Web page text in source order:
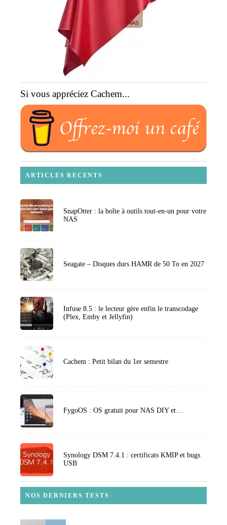
Si vous appréciez Cachem...
ARTICLES RECENTS
SnapOtter : la boîte à outils tout-en-un pour votre
NAS
Seagate – Disques durs HAMR de 50 To en 2027
Infuse 8.5 : le lecteur gère enfin le transcodage
(Plex, Emby et Jellyfin)
Cachem : Petit bilan du 1er semestre
FygoOS : OS gratuit pour NAS DIY et…
Synology DSM 7.4.1 : certificats KMIP et bugs
USB
NOS DERNIERS TESTS